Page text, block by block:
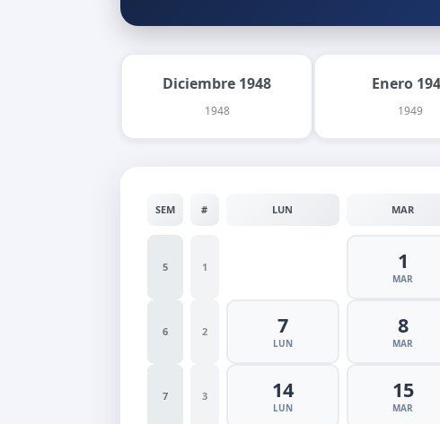
Diciembre 1948
1948
Enero
1949
SEM # LUN MAR
5 1 1
MAR
6 2 7
LUN
8
MAR
7 3 14
LUN
15
MAR